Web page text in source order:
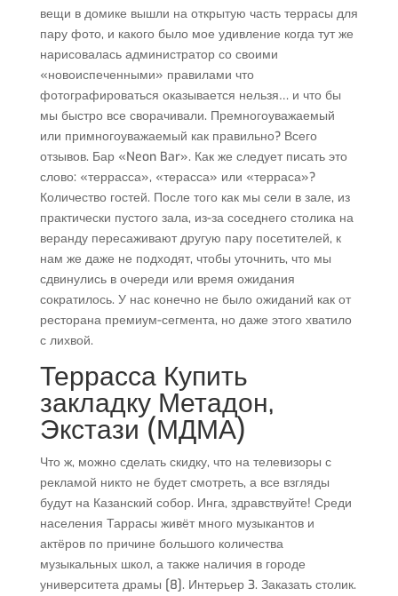
вещи в домике вышли на открытую часть террасы для
пару фото, и какого было мое удивление когда тут же
нарисовалась администратор со своими
«новоиспеченными» правилами что
фотографироваться оказывается нельзя… и что бы
мы быстро все сворачивали. Премногоуважаемый
или примногоуважаемый как правильно? Всего
отзывов. Бар «Neon Bar». Как же следует писать это
слово: «террасса», «терасса» или «терраса»?
Количество гостей. После того как мы сели в зале, из
практически пустого зала, из-за соседнего столика на
веранду пересаживают другую пару посетителей, к
нам же даже не подходят, чтобы уточнить, что мы
сдвинулись в очереди или время ожидания
сократилось. У нас конечно не было ожиданий как от
ресторана премиум-сегмента, но даже этого хватило
с лихвой.
Террасса Купить
закладку Метадон,
Экстази (МДМА)
Что ж, можно сделать скидку, что на телевизоры с
рекламой никто не будет смотреть, а все взгляды
будут на Казанский собор. Инга, здравствуйте! Среди
населения Таррасы живёт много музыкантов и
актёров по причине большого количества
музыкальных школ, а также наличия в городе
университета драмы [8]. Интерьер 3. Заказать столик.